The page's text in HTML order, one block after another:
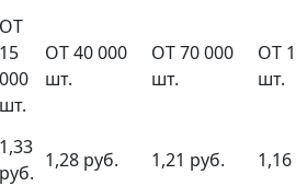
ОТ
15
000
шт.
ОТ 40 000
шт.
ОТ 70 000
шт.
ОТ
шт.
1,33
руб.
1,28 руб. 1,21 руб. 1,16